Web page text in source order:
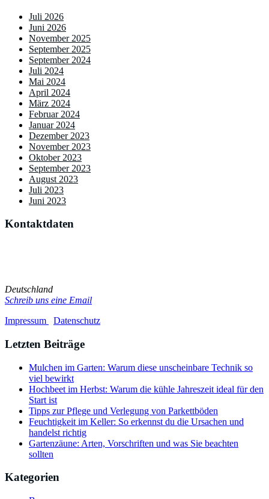
Juli 2026
Juni 2026
November 2025
September 2025
September 2024
Juli 2024
Mai 2024
April 2024
März 2024
Februar 2024
Januar 2024
Dezember 2023
November 2023
Oktober 2023
September 2023
August 2023
Juli 2023
Juni 2023
Kontaktdaten
Deutschland
Schreib uns eine Email
Impressum
Datenschutz
Letzten Beiträge
Mulchen im Garten: Warum diese unscheinbare Technik so
viel bewirkt
Hochbeet im Herbst: Warum die kühle Jahreszeit ideal für den
Start ist
Tipps zur Pflege und Verlegung von Parkettböden
Feuchtigkeit im Keller: So erkennst du die Ursachen und
handelst richtig
Gartenzäune: Arten, Vorschriften und was Sie beachten
sollten
Kategorien